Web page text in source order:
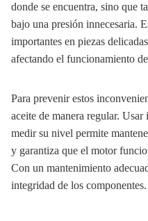
donde se encuentra, sino que
bajo una presión innecesaria.
importantes en piezas
afectando el funcionamiento
Para prevenir estos
aceite de manera regular.
medir su nivel permite
y garantiza que el motor
Con un mantenimiento
integridad de los componentes.